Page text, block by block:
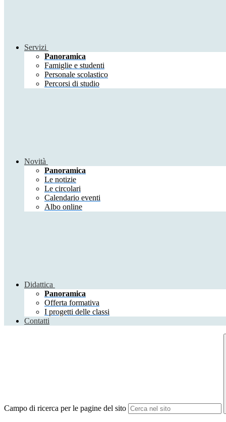
Servizi
Panoramica
Famiglie e studenti
Personale scolastico
Percorsi di studio
Novità
Panoramica
Le notizie
Le circolari
Calendario eventi
Albo online
Didattica
Panoramica
Offerta formativa
I progetti delle classi
Contatti
Campo di ricerca per le pagine del sito